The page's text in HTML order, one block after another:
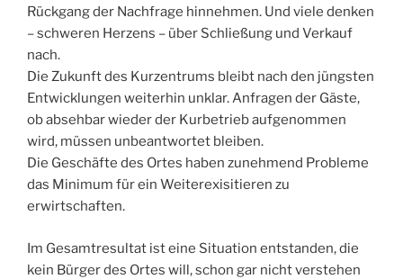
Rückgang der Nachfrage hinnehmen. Und viele denken
– schweren Herzens – über Schließung und Verkauf
nach.
Die Zukunft des Kurzentrums bleibt nach den jüngsten
Entwicklungen weiterhin unklar. Anfragen der Gäste,
ob absehbar wieder der Kurbetrieb aufgenommen
wird, müssen unbeantwortet bleiben.
Die Geschäfte des Ortes haben zunehmend Probleme
das Minimum für ein Weiterexisitieren zu
erwirtschaften.
Im Gesamtresultat ist eine Situation entstanden, die
kein Bürger des Ortes will, schon gar nicht verstehen